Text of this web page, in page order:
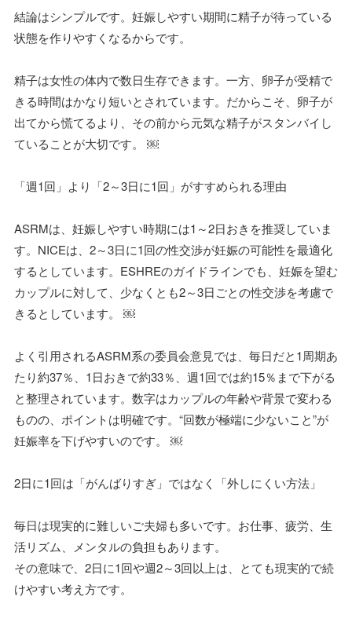
結論はシンプルです。妊娠しやすい期間に精子が待っている
状態を作りやすくなるからです。
精子は女性の体内で数日生存できます。一方、卵子が受精で
きる時間はかなり短いとされています。だからこそ、卵子が
出てから慌てるより、その前から元気な精子がスタンバイし
ていることが大切です。 ￼
「週1回」より「2～3日に1回」がすすめられる理由
ASRMは、妊娠しやすい時期には1～2日おきを推奨していま
す。NICEは、2～3日に1回の性交渉が妊娠の可能性を最適化
するとしています。ESHREのガイドラインでも、妊娠を望む
カップルに対して、少なくとも2～3日ごとの性交渉を考慮で
きるとしています。 ￼
よく引用されるASRM系の委員会意見では、毎日だと1周期あ
たり約37％、1日おきで約33％、週1回では約15％まで下がる
と整理されています。数字はカップルの年齢や背景で変わる
ものの、ポイントは明確です。“回数が極端に少ないこと”が
妊娠率を下げやすいのです。 ￼
2日に1回は「がんばりすぎ」ではなく「外しにくい方法」
毎日は現実的に難しいご夫婦も多いです。お仕事、疲労、生
活リズム、メンタルの負担もあります。
その意味で、2日に1回や週2～3回以上は、とても現実的で続
けやすい考え方です。